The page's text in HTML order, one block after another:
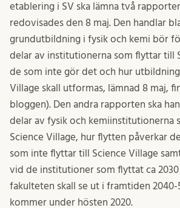
etablering i SV ska lämna två
redovisades den 8 maj. Den handlar
grundutbildning i fysik och kemi bör
delar av institutionerna som flyttar till
de som inte gör det och hur
Village skall utformas, lämnad 8 maj,
bloggen). Den andra rapporten ska
delar av fysik och kemiinstitutionerna
Science Village, hur flytten påverkar
som inte flyttar till Science Village
vid de institutioner som flyttat ca
fakulteten skall se ut i framtiden
kommer under hösten 2020.